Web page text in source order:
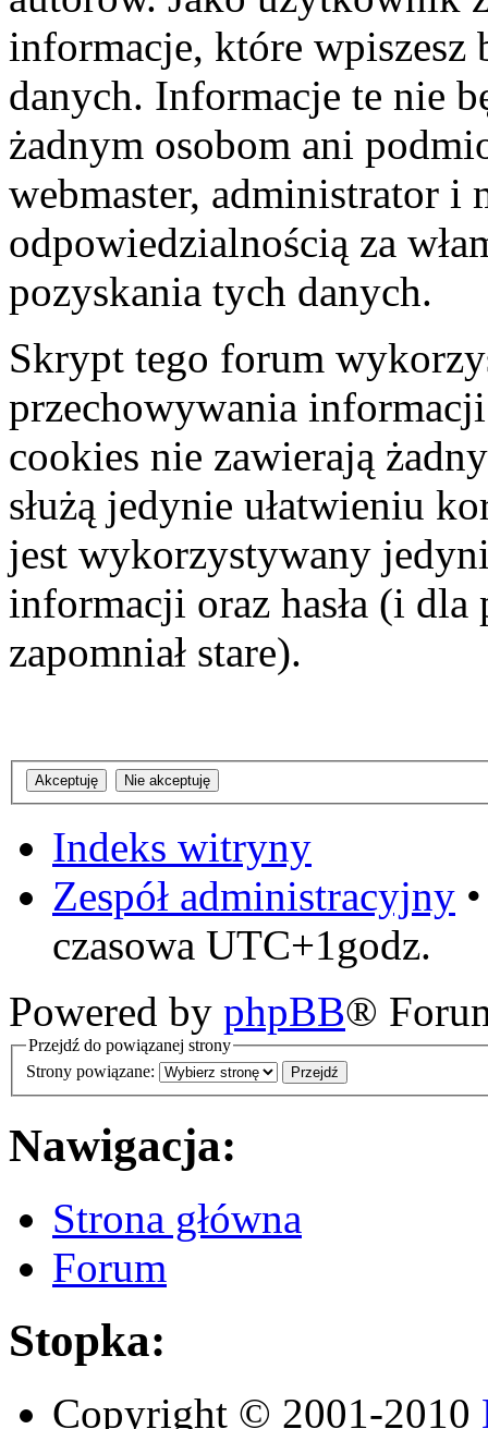
informacje, które wpiszesz
danych. Informacje te nie
żadnym osobom ani
webmaster, administrator i
odpowiedzialnością za
pozyskania tych danych.
Skrypt tego forum
przechowywania
cookies nie zawierają
służą jedynie ułatwieniu
jest wykorzystywany
informacji oraz hasła (i dla
zapomniał stare).
Indeks witryny
Zespół administracyjny
czasowa UTC+1godz.
Powered by phpBB®
Przejdź do powiązanej strony
Strony powiązane:
Nawigacja:
Strona główna
Forum
Stopka:
Copyright © 2001-2010